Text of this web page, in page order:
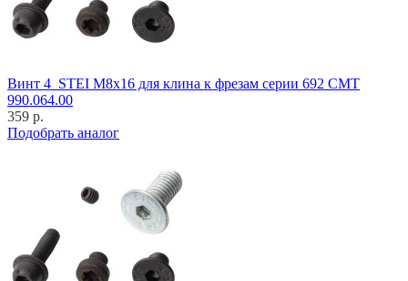
Винт 4_STEI M8x16 для клина к фрезам серии 692 CMT
990.064.00
359 р.
Подобрать аналог